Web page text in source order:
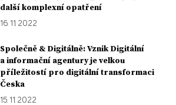
další komplexní opatření
16. 11. 2022
Společně & Digitálně: Vznik Digitální
a informační agentury je velkou
příležitostí pro digitální transformaci
Česka
15. 11. 2022